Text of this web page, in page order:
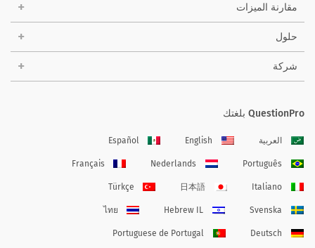
مقارنة الميزات
حلول
شركة
QuestionPro بلغتك
العربية English
Español
Português
Nederlands
Français
Italiano
日本語
Türkçe
Svenska
Hebrew IL
ไทย
Deutsch
Portuguese de Portugal